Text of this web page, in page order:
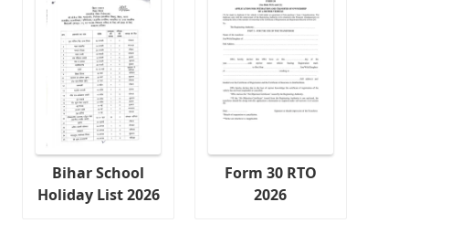
Bihar School
Holiday List 2026
Form 30 RTO
2026